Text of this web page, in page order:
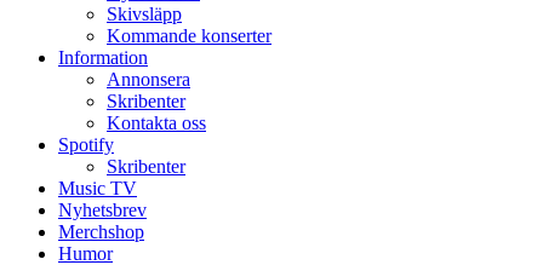
Skivsläpp
Kommande konserter
Information
Annonsera
Skribenter
Kontakta oss
Spotify
Skribenter
Music TV
Nyhetsbrev
Merchshop
Humor